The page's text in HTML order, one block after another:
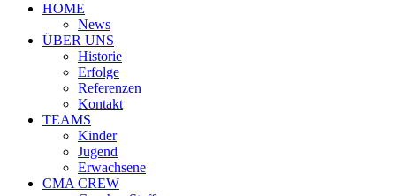
HOME
News
ÜBER UNS
Historie
Erfolge
Referenzen
Kontakt
TEAMS
Kinder
Jugend
Erwachsene
CMA CREW